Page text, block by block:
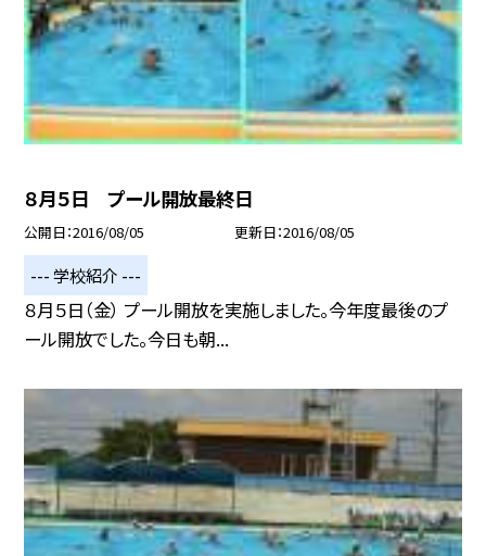
８月５日 プール開放最終日
公開日 2016/08/05 更新日 2016/08/05
--- 学校紹介 ---
８月５日（金） プール開放を実施しました。今年度最後のプ
ール開放でした。今日も朝...